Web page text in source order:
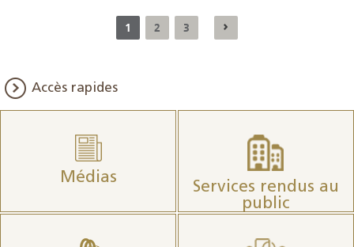
1 2 3
Accès rapides
Médias
Services rendus au
public